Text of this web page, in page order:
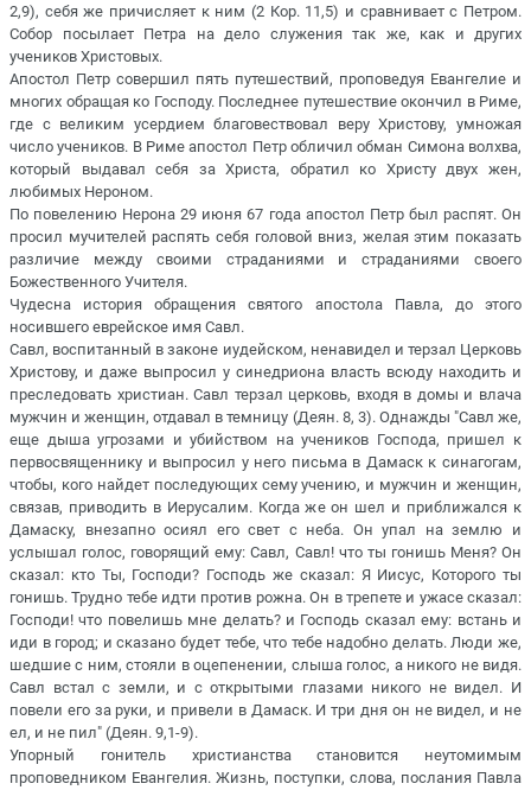
2,9), себя же причисляет к ним (2 Кор. 11,5) и сравнивает с Петром.
Собор посылает Петра на дело служения так же, как и других
учеников Христовых.
Апостол Петр совершил пять путешествий, проповедуя Евангелие и
многих обращая ко Господу. Последнее путешествие окончил в Риме,
где с великим усердием благовествовал веру Христову, умножая
число учеников. В Риме апостол Петр обличил обман Симона волхва,
который выдавал себя за Христа, обратил ко Христу двух жен,
любимых Нероном.
По повелению Нерона 29 июня 67 года апостол Петр был распят. Он
просил мучителей распять себя головой вниз, желая этим показать
различие между своими страданиями и страданиями своего
Божественного Учителя.
Чудесна история обращения святого апостола Павла, до этого
носившего еврейское имя Савл.
Савл, воспитанный в законе иудейском, ненавидел и терзал Церковь
Христову, и даже выпросил у синедриона власть всюду находить и
преследовать христиан. Савл терзал церковь, входя в домы и влача
мужчин и женщин, отдавал в темницу (Деян. 8, 3). Однажды "Савл же,
еще дыша угрозами и убийством на учеников Господа, пришел к
первосвященнику и выпросил у него письма в Дамаск к синагогам,
чтобы, кого найдет последующих сему учению, и мужчин и женщин,
связав, приводить в Иерусалим. Когда же он шел и приближался к
Дамаску, внезапно осиял его свет с неба. Он упал на землю и
услышал голос, говорящий ему: Савл, Савл! что ты гонишь Меня? Он
сказал: кто Ты, Господи? Господь же сказал: Я Иисус, Которого ты
гонишь. Трудно тебе идти против рожна. Он в трепете и ужасе сказал:
Господи! что повелишь мне делать? и Господь сказал ему: встань и
иди в город; и сказано будет тебе, что тебе надобно делать. Люди же,
шедшие с ним, стояли в оцепенении, слыша голос, а никого не видя.
Савл встал с земли, и с открытыми глазами никого не видел. И
повели его за руки, и привели в Дамаск. И три дня он не видел, и не
ел, и не пил" (Деян. 9,1-9).
Упорный гонитель христианства становится неутомимым
проповедником Евангелия. Жизнь, поступки, слова, послания Павла